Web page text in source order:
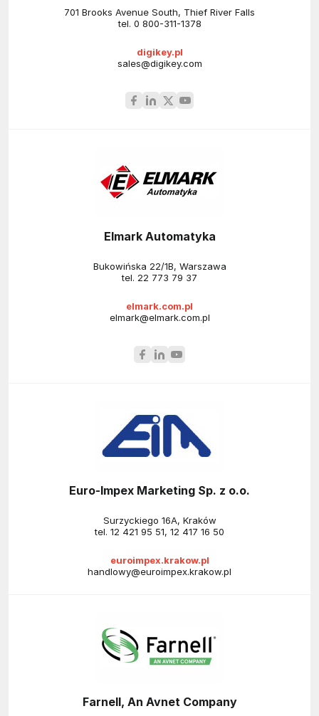
701 Brooks Avenue South, Thief River Falls
tel. 0 800-311-1378
digikey.pl
sales@digikey.com
Elmark Automatyka
Bukowińska 22/1B, Warszawa
tel. 22 773 79 37
elmark.com.pl
elmark@elmark.com.pl
Euro-Impex Marketing Sp. z o.o.
Surzyckiego 16A, Kraków
tel. 12 421 95 51, 12 417 16 50
euroimpex.krakow.pl
handlowy@euroimpex.krakow.pl
Farnell, An Avnet Company